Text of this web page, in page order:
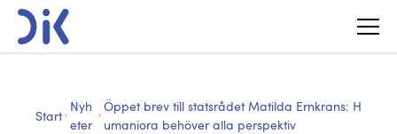
Start
Nyh
eter
Öppet brev till statsrådet Matilda Ernkrans: H
umaniora behöver alla perspektiv